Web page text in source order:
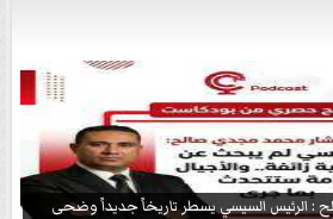
الرئيس السيسي يسطر تاريخاً جديداً وضحى